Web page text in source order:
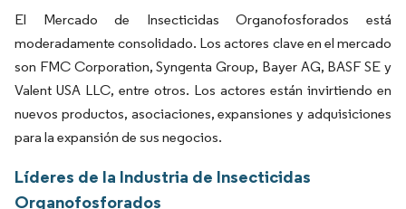
El Mercado de Insecticidas Organofosforados está
moderadamente consolidado. Los actores clave en el mercado
son FMC Corporation, Syngenta Group, Bayer AG, BASF SE y
Valent USA LLC, entre otros. Los actores están invirtiendo en
nuevos productos, asociaciones, expansiones y adquisiciones
para la expansión de sus negocios.
Líderes de la Industria de Insecticidas
Organofosforados